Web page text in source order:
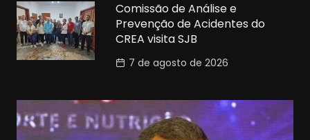
Comissão de Análise e
Prevenção de Acidentes do
CREA visita SJB
7 de agosto de 2026